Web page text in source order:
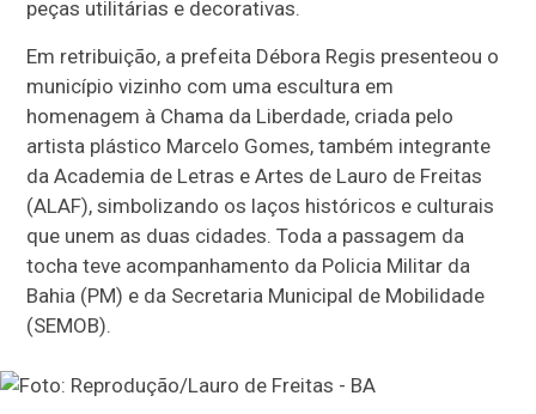
peças utilitárias e decorativas.
Em retribuição, a prefeita Débora Regis presenteou o
município vizinho com uma escultura em
homenagem à Chama da Liberdade, criada pelo
artista plástico Marcelo Gomes, também integrante
da Academia de Letras e Artes de Lauro de Freitas
(ALAF), simbolizando os laços históricos e culturais
que unem as duas cidades. Toda a passagem da
tocha teve acompanhamento da Policia Militar da
Bahia (PM) e da Secretaria Municipal de Mobilidade
(SEMOB).